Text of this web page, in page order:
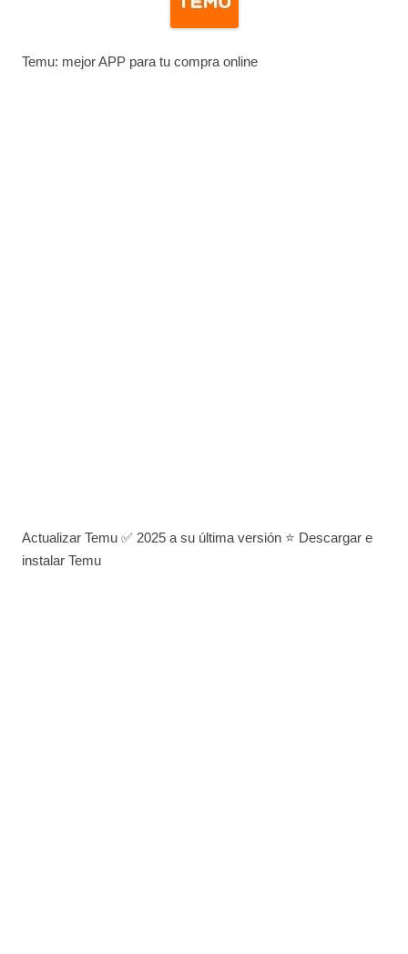
Temu: mejor APP para tu compra online
Actualizar Temu ✅ 2025 a su última versión ⭐ Descargar e
instalar Temu